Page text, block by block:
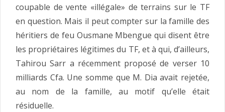
coupable de vente «illégale» de terrains sur le TF
en question. Mais il peut compter sur la famille des
héritiers de feu Ousmane Mbengue qui disent être
les propriétaires légitimes du TF, et à qui, d’ailleurs,
Tahirou Sarr a récemment proposé de verser 10
milliards Cfa. Une somme que M. Dia avait rejetée,
au nom de la famille, au motif qu’elle était
résiduelle.